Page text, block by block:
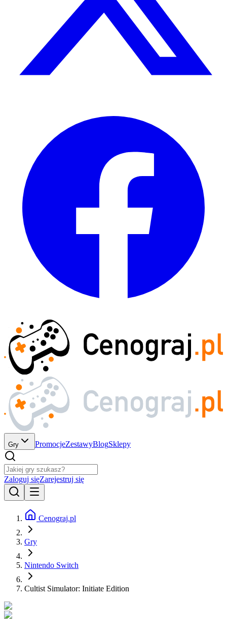
Gry PromocjeZestawyBlogSklepy
Zaloguj sięZarejestruj się
Cenograj.pl
Gry
Nintendo Switch
Cultist Simulator: Initiate Edition